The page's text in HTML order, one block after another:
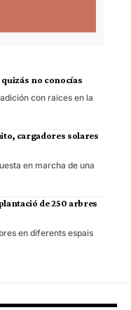
no conocías
con raíces en la
cargadores solares
en marcha de una
de 250 arbres
en diferents espais